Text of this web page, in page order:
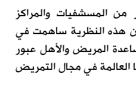
من المسشفيات والمراكز
هذه النظرية ساهمت في
المريض والأهل عبور
العالمة في مجالالتمريض